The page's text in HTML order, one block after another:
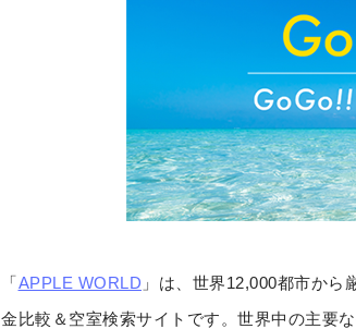
「APPLE WORLD 」は、世界12,000都市か
金比較＆空室検索サイトです。世界中の主要